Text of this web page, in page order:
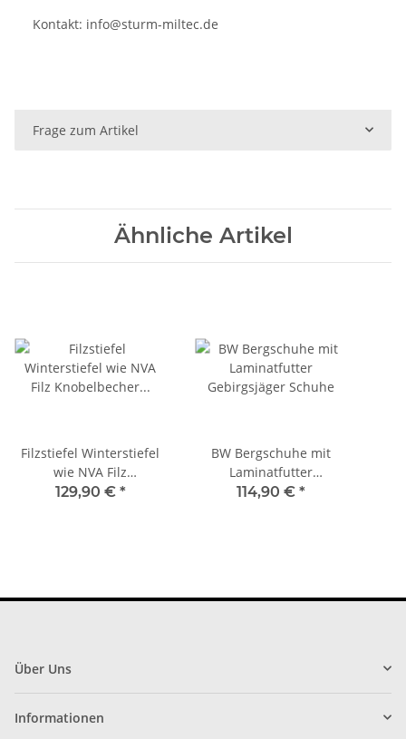
Kontakt: info@sturm-miltec.de
Frage zum Artikel
Ähnliche Artikel
Filzstiefel Winterstiefel
wie NVA Filz
Knobelbecher Stiefel
129,90 € *
BW Bergschuhe mit
Laminatfutter
Gebirgsjäger Schuhe
114,90 € *
Über Uns
Informationen